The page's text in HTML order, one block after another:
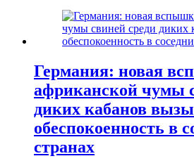
Германия: новая
африканской чумы
диких кабанов
обеспокоенность в
странах